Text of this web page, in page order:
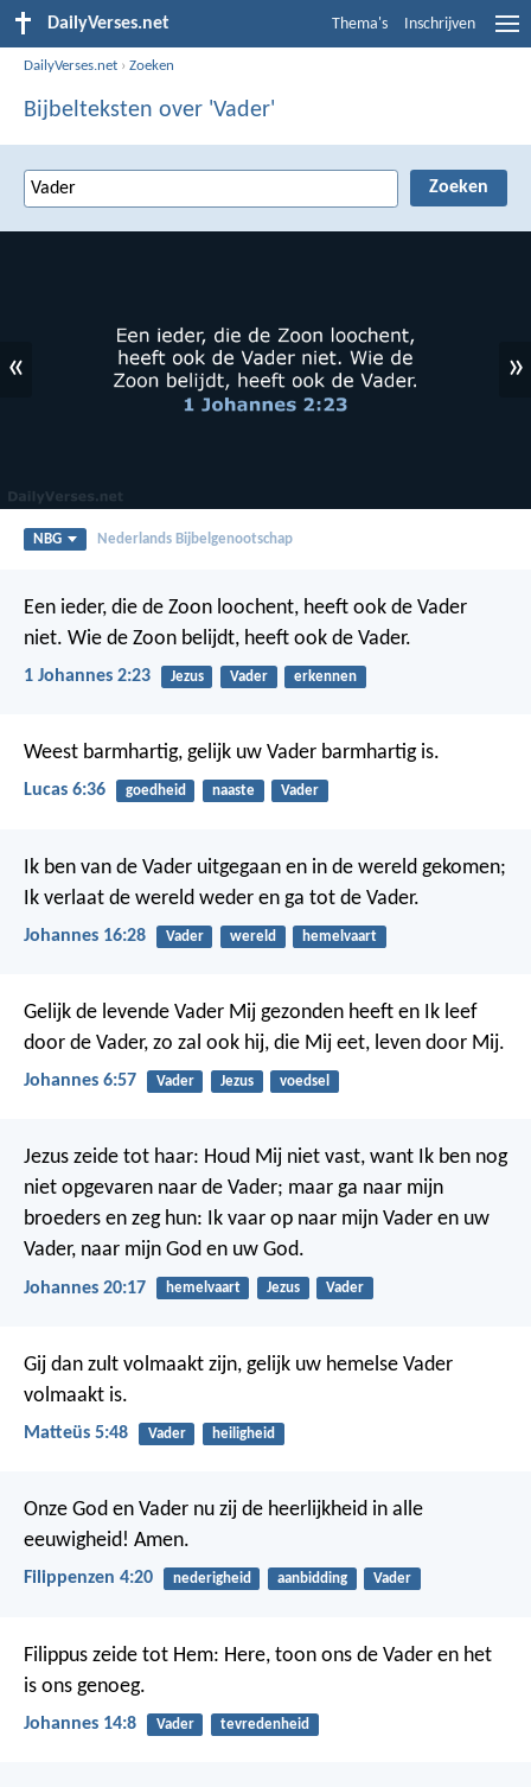
DailyVerses.net Thema's Inschrijven
DailyVerses.net ›Zoeken
Bijbelteksten over 'Vader'
« »
NBG Nederlands Bijbelgenootschap
Een ieder, die de Zoon loochent, heeft ook de Vader
niet. Wie de Zoon belijdt, heeft ook de Vader.
1 Johannes 2:23 Jezus Vader erkennen
Weest barmhartig, gelijk uw Vader barmhartig is.
Lucas 6:36 goedheid naaste Vader
Ik ben van de Vader uitgegaan en in de wereld gekomen;
Ik verlaat de wereld weder en ga tot de Vader.
Johannes 16:28 Vader wereld hemelvaart
Gelijk de levende Vader Mij gezonden heeft en Ik leef
door de Vader, zo zal ook hij, die Mij eet, leven door Mij.
Johannes 6:57 Vader Jezus voedsel
Jezus zeide tot haar: Houd Mij niet vast, want Ik ben nog
niet opgevaren naar de Vader; maar ga naar mijn
broeders en zeg hun: Ik vaar op naar mijn Vader en uw
Vader, naar mijn God en uw God.
Johannes 20:17 hemelvaart Jezus Vader
Gij dan zult volmaakt zijn, gelijk uw hemelse Vader
volmaakt is.
Matteüs 5:48 Vader heiligheid
Onze God en Vader nu zij de heerlijkheid in alle
eeuwigheid! Amen.
Filippenzen 4:20 nederigheid aanbidding Vader
Filippus zeide tot Hem: Here, toon ons de Vader en het
is ons genoeg.
Johannes 14:8 Vader tevredenheid